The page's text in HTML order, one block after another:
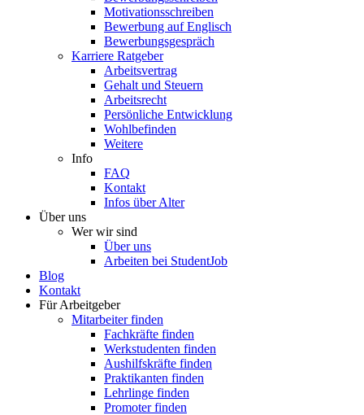
Motivationsschreiben
Bewerbung auf Englisch
Bewerbungsgespräch
Karriere Ratgeber
Arbeitsvertrag
Gehalt und Steuern
Arbeitsrecht
Persönliche Entwicklung
Wohlbefinden
Weitere
Info
FAQ
Kontakt
Infos über Alter
Über uns
Wer wir sind
Über uns
Arbeiten bei StudentJob
Blog
Kontakt
Für Arbeitgeber
Mitarbeiter finden
Fachkräfte finden
Werkstudenten finden
Aushilfskräfte finden
Praktikanten finden
Lehrlinge finden
Promoter finden